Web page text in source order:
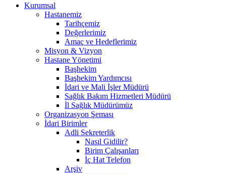
Kurumsal
Hastanemiz
Tarihçemiz
Değerlerimiz
Amaç ve Hedeflerimiz
Misyon & Vizyon
Hastane Yönetimi
Başhekim
Başhekim Yardımcısı
İdari ve Mali İşler Müdürü
Sağlık Bakım Hizmetleri Müdürü
İl Sağlık Müdürümüz
Organizasyon Şeması
İdari Birimler
Adli Sekreterlik
Nasıl Gidilir?
Birim Çalışanları
İç Hat Telefon
Arşiv